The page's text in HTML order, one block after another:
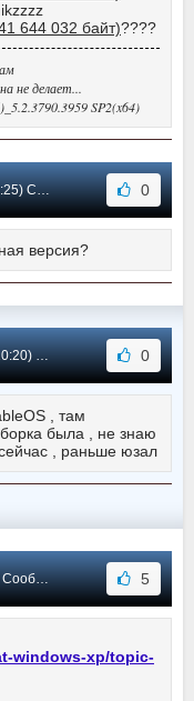
644 032 байт)????
не делает...
SP2(x64)
#2444 0
версия?
#2443 0
, там
была , не знаю
, раньше юзал
#2442 5
windows-xp/topic-